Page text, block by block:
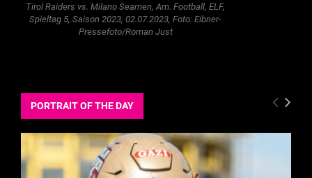
Tirol Raiders vs. Milano Seamen, Am. Football, ELF,
Spieltag 5, Saison 2023, 02.07.2023, Foto: Eibner-
Pressefoto/Roman Just
PORTRAIT OF THE DAY